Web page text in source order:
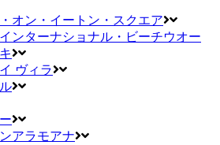
オン・イートン・スクエア
ンターナショナル・ビーチウオー
ヴィラ
アラモアナ